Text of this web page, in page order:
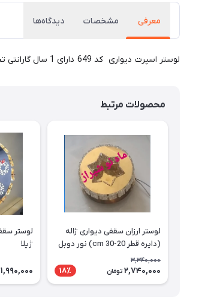
معرفی مشخصات دیدگاه‌ها
لوستر اسپرت دیواری کد 649 دارای 1 سال گارانتی تجهیزات برقی و 5 سال بدنه می باشد. این محصول وارداتی است. دارای نور سه حالته بوده و مناسب فضای 8 تا 10 متر مربع می باشد.
محصولات مرتبط
لوستر ارزان سقفی دیواری ژاله
(دایره قطر 20-30 cm) نور دوبل
3,340,000
2,740,000 تومان 18٪
ژیلا
1,990,000